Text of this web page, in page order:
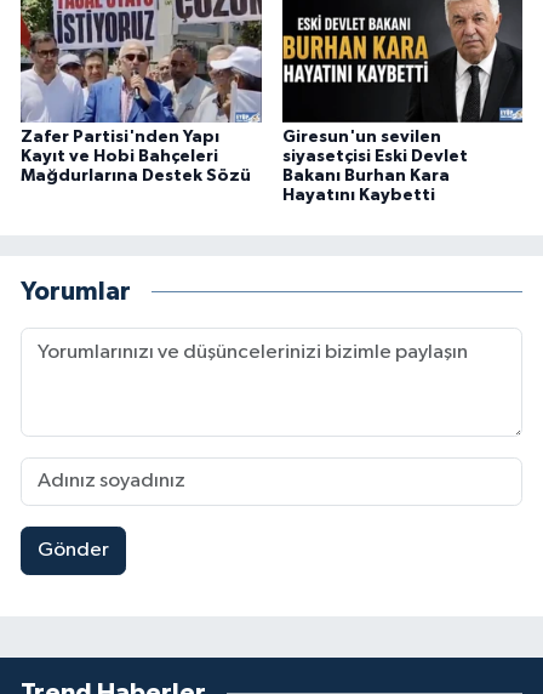
Zafer Partisi'nden Yapı
Kayıt ve Hobi Bahçeleri
Mağdurlarına Destek Sözü
Giresun'un sevilen
siyasetçisi Eski Devlet
Bakanı Burhan Kara
Hayatını Kaybetti
Yorumlar
Gönder